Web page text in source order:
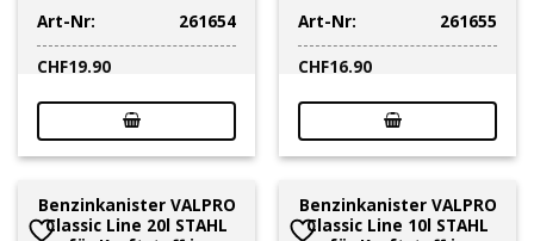
Art-Nr:
261654
CHF19.90
Art-Nr:
261655
CHF16.90
Benzinkanister VALPRO
Classic Line 20l STAHL
Benzinkanister VALPRO
Classic Line 10l STAHL